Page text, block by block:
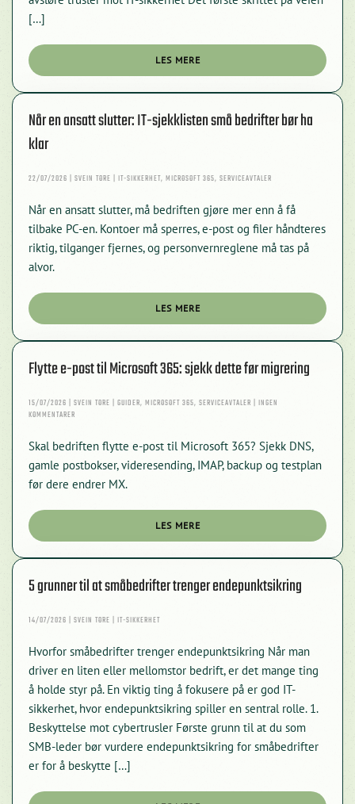
[…]
LES MERE
Når en ansatt slutter: IT-sjekklisten små bedrifter bør ha
klar
22/07/2026 | SVEIN TORE | IT-SIKKERHET, MICROSOFT 365, SERVICEAVTALER
Når en ansatt slutter, må bedriften gjøre mer enn å få
tilbake PC-en. Kontoer må sperres, e-post og filer håndteres
riktig, tilganger fjernes, og personvernreglene må tas på
alvor.
LES MERE
Flytte e-post til Microsoft 365: sjekk dette før migrering
15/07/2026 | SVEIN TORE | GUIDER, MICROSOFT 365, SERVICEAVTALER | INGEN
KOMMENTARER
POST
TIL
MICROSOFT
365:
DETTE
Skal bedriften flytte e-post til Microsoft 365? Sjekk DNS,
gamle postbokser, videresending, IMAP, backup og testplan
før dere endrer MX.
LES MERE
5 grunner til at småbedrifter trenger endepunktsikring
14/07/2026 | SVEIN TORE | IT-SIKKERHET
Hvorfor småbedrifter trenger endepunktsikring Når man
driver en liten eller mellomstor bedrift, er det mange ting
å holde styr på. En viktig ting å fokusere på er god IT-
sikkerhet, hvor endepunktsikring spiller en sentral rolle. 1.
Beskyttelse mot cybertrusler Første grunn til at du som
SMB-leder bør vurdere endepunktsikring for småbedrifter
er for å beskytte […]
Velkommen til vår chat!
La oss starte. Oppgi din epost for å starte å chatte med oss.